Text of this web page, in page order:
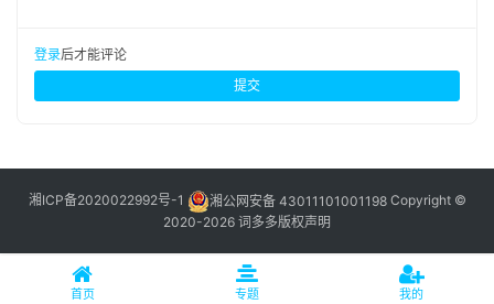
登录后才能评论
提交
湘ICP备2020022992号-1 湘公网安备 43011101001198Copyright ©
2020-2026 词多多版权声明
首页 专题 我的